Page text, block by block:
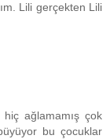
Lili gerçekten Lili
ağlamamış çok
bu çocuklar